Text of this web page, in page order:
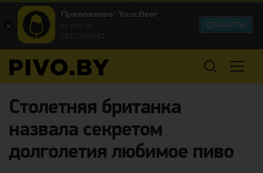
Столетняя британка
назвала секретом
долголетия любимое пиво
Приложение: Your.Beer
от pivo.by
БЕСПЛАТНО
СКАЧАТЬ